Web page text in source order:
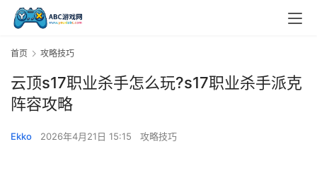
首页 攻略技巧
云顶s17职业杀手怎么玩?s17职业杀手派克
阵容攻略
Ekko 2026年4月21日 15:15 攻略技巧